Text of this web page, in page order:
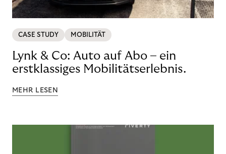
CASE STUDY MOBILITÄT
Lynk & Co: Auto auf Abo – ein
erstklassiges Mobilitätserlebnis.
MEHR LESEN